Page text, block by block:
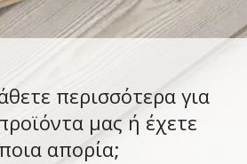
περισσότερα για
μας ή έχετε
απορία;